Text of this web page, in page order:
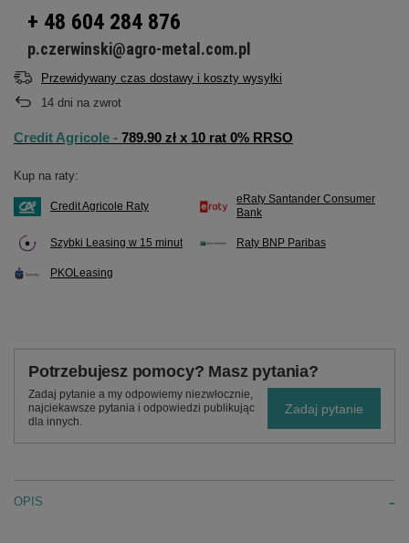
+ 48 604 284 876
p.czerwinski@agro-metal.com.pl
Przewidywany czas dostawy i koszty wysyłki
14 dni na zwrot
Credit Agricole - 789.90 zł x 10 rat 0% RRSO
Kup na raty:
Credit Agricole Raty
eRaty Santander Consumer
Bank
Szybki Leasing w 15 minut Raty BNP Paribas
PKOLeasing
Potrzebujesz pomocy? Masz pytania?
Zadaj pytanie a my odpowiemy niezwłocznie,
najciekawsze pytania i odpowiedzi publikując
dla innych.
Zadaj pytanie
OPIS